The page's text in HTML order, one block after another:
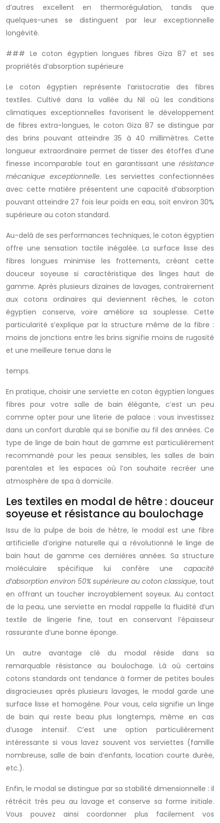
d’autres excellent en thermorégulation, tandis que
quelques-unes se distinguent par leur exceptionnelle
longévité.
### Le coton égyptien longues fibres Giza 87 et ses
propriétés d’absorption supérieure
Le coton égyptien représente l’aristocratie des fibres
textiles. Cultivé dans la vallée du Nil où les conditions
climatiques exceptionnelles favorisent le développement
de fibres extra-longues, le coton Giza 87 se distingue par
des brins pouvant atteindre 35 à 40 millimètres. Cette
longueur extraordinaire permet de tisser des étoffes d’une
finesse incomparable tout en garantissant une résistance
mécanique exceptionnelle. Les serviettes confectionnées
avec cette matière présentent une capacité d’absorption
pouvant atteindre 27 fois leur poids en eau, soit environ 30%
supérieure au coton standard.
Au-delà de ses performances techniques, le coton égyptien
offre une sensation tactile inégalée. La surface lisse des
fibres longues minimise les frottements, créant cette
douceur soyeuse si caractéristique des linges haut de
gamme. Après plusieurs dizaines de lavages, contrairement
aux cotons ordinaires qui deviennent rêches, le coton
égyptien conserve, voire améliore sa souplesse. Cette
particularité s’explique par la structure même de la fibre :
moins de jonctions entre les brins signifie moins de rugosité
et une meilleure tenue dans le
temps.
En pratique, choisir une serviette en coton égyptien longues
fibres pour votre salle de bain élégante, c’est un peu
comme opter pour une literie de palace : vous investissez
dans un confort durable qui se bonifie au fil des années. Ce
type de linge de bain haut de gamme est particulièrement
recommandé pour les peaux sensibles, les salles de bain
parentales et les espaces où l’on souhaite recréer une
atmosphère de spa à domicile.
Les textiles en modal de hêtre : douceur
soyeuse et résistance au boulochage
Issu de la pulpe de bois de hêtre, le modal est une fibre
artificielle d’origine naturelle qui a révolutionné le linge de
bain haut de gamme ces dernières années. Sa structure
moléculaire spécifique lui confère une capacité
d’absorption environ 50% supérieure au coton classique, tout
en offrant un toucher incroyablement soyeux. Au contact
de la peau, une serviette en modal rappelle la fluidité d’un
textile de lingerie fine, tout en conservant l’épaisseur
rassurante d’une bonne éponge.
Un autre avantage clé du modal réside dans sa
remarquable résistance au boulochage. Là où certains
cotons standards ont tendance à former de petites boules
disgracieuses après plusieurs lavages, le modal garde une
surface lisse et homogène. Pour vous, cela signifie un linge
de bain qui reste beau plus longtemps, même en cas
d’usage intensif. C’est une option particulièrement
intéressante si vous lavez souvent vos serviettes (famille
nombreuse, salle de bain d’enfants, location courte durée,
etc.).
Enfin, le modal se distingue par sa stabilité dimensionnelle : il
rétrécit très peu au lavage et conserve sa forme initiale.
Vous pouvez ainsi coordonner plus facilement vos